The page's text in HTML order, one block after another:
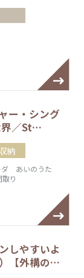
ー・シング
界／St…
納
ダ あいのうた
り
しやすいよ
【外構の…